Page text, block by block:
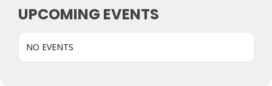
UPCOMING EVENTS
NO EVENTS